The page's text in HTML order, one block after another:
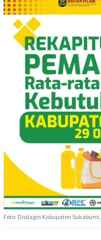
Foto: Disdagin Kabupaten Sukabumi.